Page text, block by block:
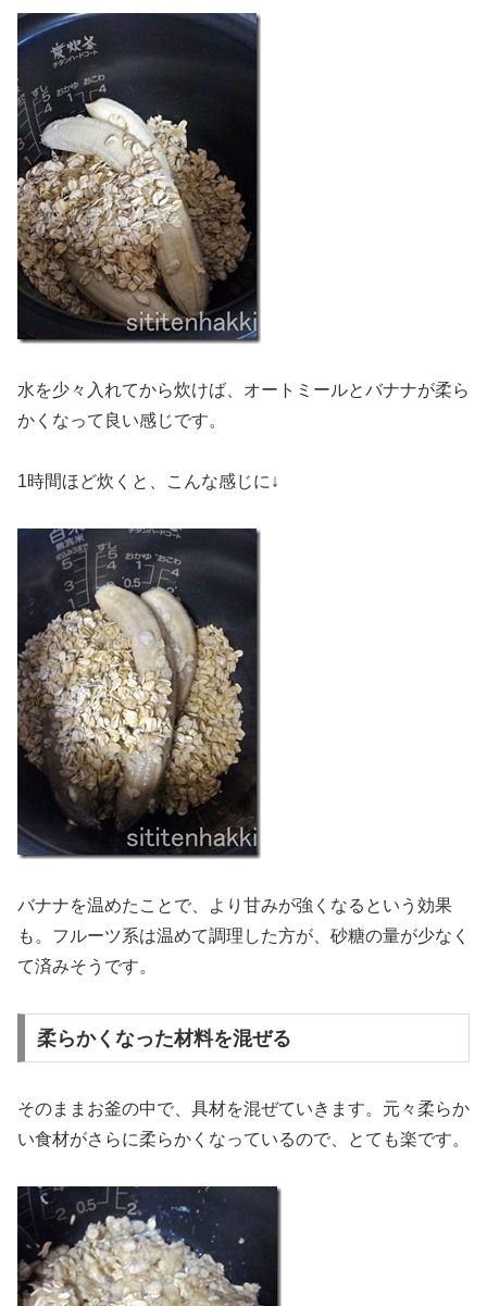
水を少々入れてから炊けば、オートミールとバナナが柔ら
かくなって良い感じです。
1時間ほど炊くと、こんな感じに↓
バナナを温めたことで、より甘みが強くなるという効果
も。フルーツ系は温めて調理した方が、砂糖の量が少なく
て済みそうです。
柔らかくなった材料を混ぜる
そのままお釜の中で、具材を混ぜていきます。元々柔らか
い食材がさらに柔らかくなっているので、とても楽です。